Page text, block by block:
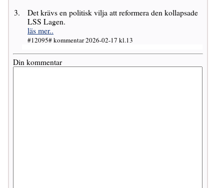
Det krävs en politisk vilja att reformera den kollapsade
LSS Lagen.
läs mer..
#12095# kommentar 2026-02-17 kl.13
Din kommentar